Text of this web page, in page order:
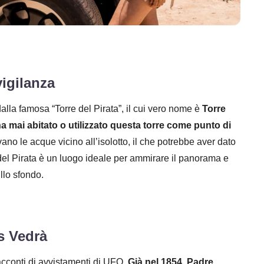
famosa “Torre del Pirata”, il cui vero nome è Torre
mai abitato o utilizzato questa torre come punto di
le acque vicino all’isolotto, il che potrebbe aver dato
Pirata è un luogo ideale per ammirare il panorama e
sfondo.
Vedrà